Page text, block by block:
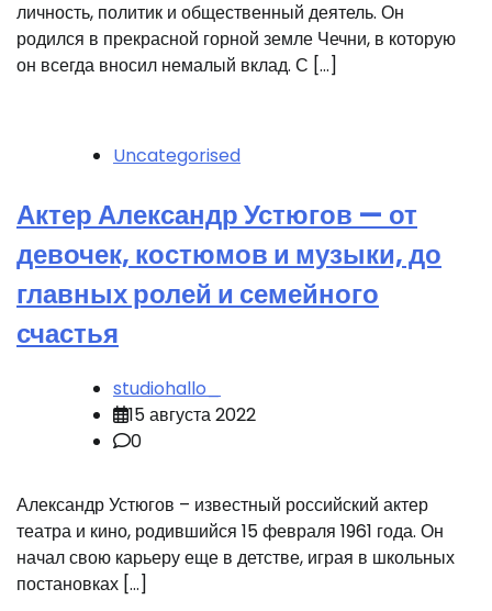
личность, политик и общественный деятель. Он
родился в прекрасной горной земле Чечни, в которую
он всегда вносил немалый вклад. С […]
Uncategorised
Актер Александр Устюгов — от
девочек, костюмов и музыки, до
главных ролей и семейного
счастья
studiohallo_
15 августа 2022
0
Александр Устюгов – известный российский актер
театра и кино, родившийся 15 февраля 1961 года. Он
начал свою карьеру еще в детстве, играя в школьных
постановках […]